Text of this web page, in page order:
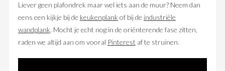
Liever geen plafondrek maar wel iets aan de muur? Neem dan
eens een kijkje bij de keukenplank of bij de industriële
wandplank. Mocht je echt nog in de oriënterende fase zitten,
raden we altijd aan om vooral Pinterest af te struinen.